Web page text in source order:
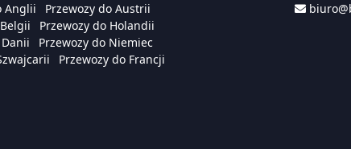
Anglii
Przewozy do Austrii
Przewozy do Holandii
Przewozy do Niemiec
Przewozy do Francji